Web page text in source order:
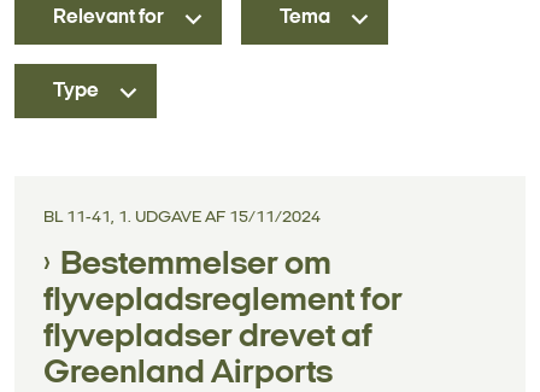
Relevant for Tema
Type
BL 11-41, 1. UDGAVE AF 15/11/2024
Bestemmelser om
flyvepladsreglement for
flyvepladser drevet af
Greenland Airports